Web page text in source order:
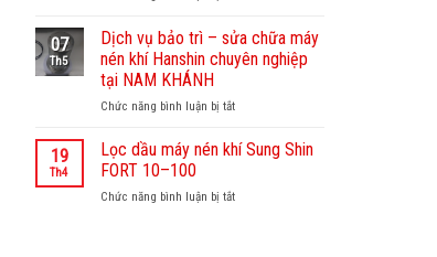
tín
để
duy
trì
suất
tiết
phí.
vụ
bảo
trì
sửa
máy
Yujin
07
Th5
Dịch vụ bảo trì – sửa chữa máy
nén khí Hanshin chuyên nghiệp
tại NAM KHÁNH
Chức năng bình luận bị tắtở
vụ
–
19
Th4
Lọc dầu máy nén khí Sung Shin
FORT 10–100
Chức năng bình luận bị tắtở